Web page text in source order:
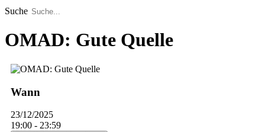
Suche
OMAD: Gute Quelle
Wann
23/12/2025
19:00 - 23:59